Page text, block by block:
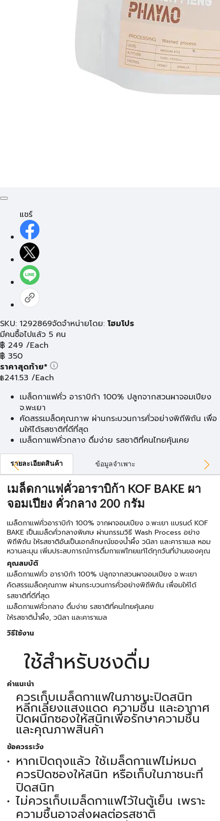
แชร์
SKU: 1292869จัดจำหน่ายโดย: โฮมโปร
มีคนซื้อไปแล้ว 5 คน
฿ 249 /Each
฿ 350
ราคาสุดท้าย*
฿241.53 /Each
เมล็ดกาแฟคั่ว อาราบิก้า 100% ปลูกจากสวนผาจอมเปียง
จ.พะเยา
คัดสรรเมล็ดคุณภาพ ผ่านกระบวนการคั่วอย่างพิถีพิถัน เพื่อ
มให้ได้รสชาติที่ดีที่สุด
เมล็ดกาแฟคั่วกลาง ดื่มง่าย รสชาติที่คนไทยคุ้นเคย
รายละเอียดสินค้า ข้อมูลจำเพาะ
เมล็ดกาแฟคั่วอาราบิก้า KOF BAKE ผา
จอมเปียง คั่วกลาง 200 กรัม
เมล็ดกาแฟคั่วอาราบิก้า 100% จากผาจอมเปียง จ.พะเยา แบรนด์ KOF
BAKE เป็นเมล็ดคั่วกลางพิเศษ ผ่านกรรมวิธี Wash Process อย่าง
พิถีพิถัน ให้รสชาติอันเป็นเอกลักษณ์ของน้ำผึ้ง วนิลา และคาราเมล หอม
หวานละมุน เพิ่มประสบการณ์การดื่มกาแฟไทยแท้ได้ทุกวันที่บ้านของคุณ
คุณสมบัติ
เมล็ดกาแฟคั่ว อาราบิก้า 100% ปลูกจากสวนผาจอมเปียง จ.พะเยา
คัดสรรเมล็ดคุณภาพ ผ่านกระบวนการคั่วอย่างพิถีพิถัน เพื่อมให้ได้
รสชาติที่ดีที่สุด
เมล็ดกาแฟคั่วกลาง ดื่มง่าย รสชาติที่คนไทยคุ้นเคย
ให้รสชาติน้ำผึ้ง, วนิลา และคาราเมล
วิธีใช้งาน
ใช้สำหรับชงดื่ม
คำแนะนำ
ควรเก็บเมล็ดกาแฟในภาชนะปิดสนิท
หลีกเลี่ยงแสงแดด ความชื้น และอากาศ
ปิดผนึกซองให้สนิทเพื่อรักษาความชื้น
และคุณภาพสินค้า
ข้อควรระวัง
หากเปิดถุงแล้ว ใช้เมล็ดกาแฟไม่หมด
ควรปิดซองให้สนิท หรือเก็บในภาชนะที่
ปิดสนิท
ไม่ควรเก็บเมล็ดกาแฟไว้ในตู้เย็น เพราะ
ความชื้นอาจส่งผลต่อรสชาติ